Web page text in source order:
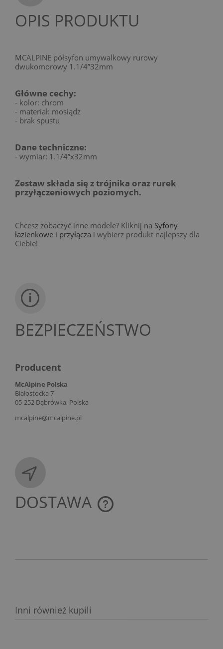
OPIS PRODUKTU
MCALPINE półsyfon umywalkowy rurowy
dwukomorowy 1.1/4”32mm
Główne cechy:
- kolor: chrom
- materiał: mosiądz
- brak spustu
Dane techniczne:
- wymiar: 1.1/4”x32mm
Zestaw składa się z trójnika oraz rurek
przyłączeniowych poziomych.
Chcesz zobaczyć inne modele? Kliknij na Syfony
łazienkowe i przyłącza i wybierz produkt najlepszy dla
Ciebie!
BEZPIECZEŃSTWO
Producent
McAlpine Polska
Białostocka 7
05-252 Dąbrówka, Polska
mcalpine@mcalpine.pl
DOSTAWA
CENA NIE ZAWIERA EWENTUALNYCH KOSZTÓW
Inni również kupili